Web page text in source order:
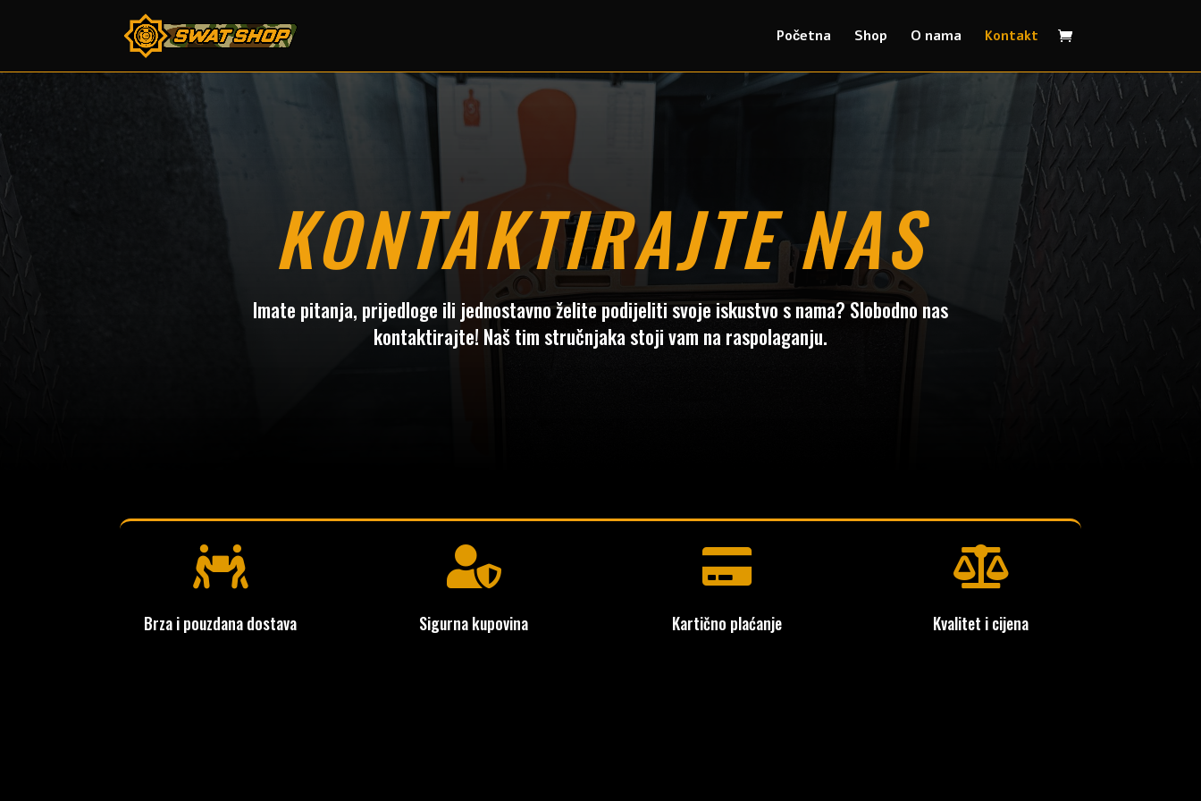
Početna Shop O nama Kontakt
KONTAKTIRAJTE NAS
Imate pitanja, prijedloge ili jednostavno želite podijeliti svoje iskustvo s nama? Slobodno nas
kontaktirajte! Naš tim stručnjaka stoji vam na raspolaganju.

Brza i pouzdana dostava

Sigurna kupovina

Kartično plaćanje

Kvalitet i cijena